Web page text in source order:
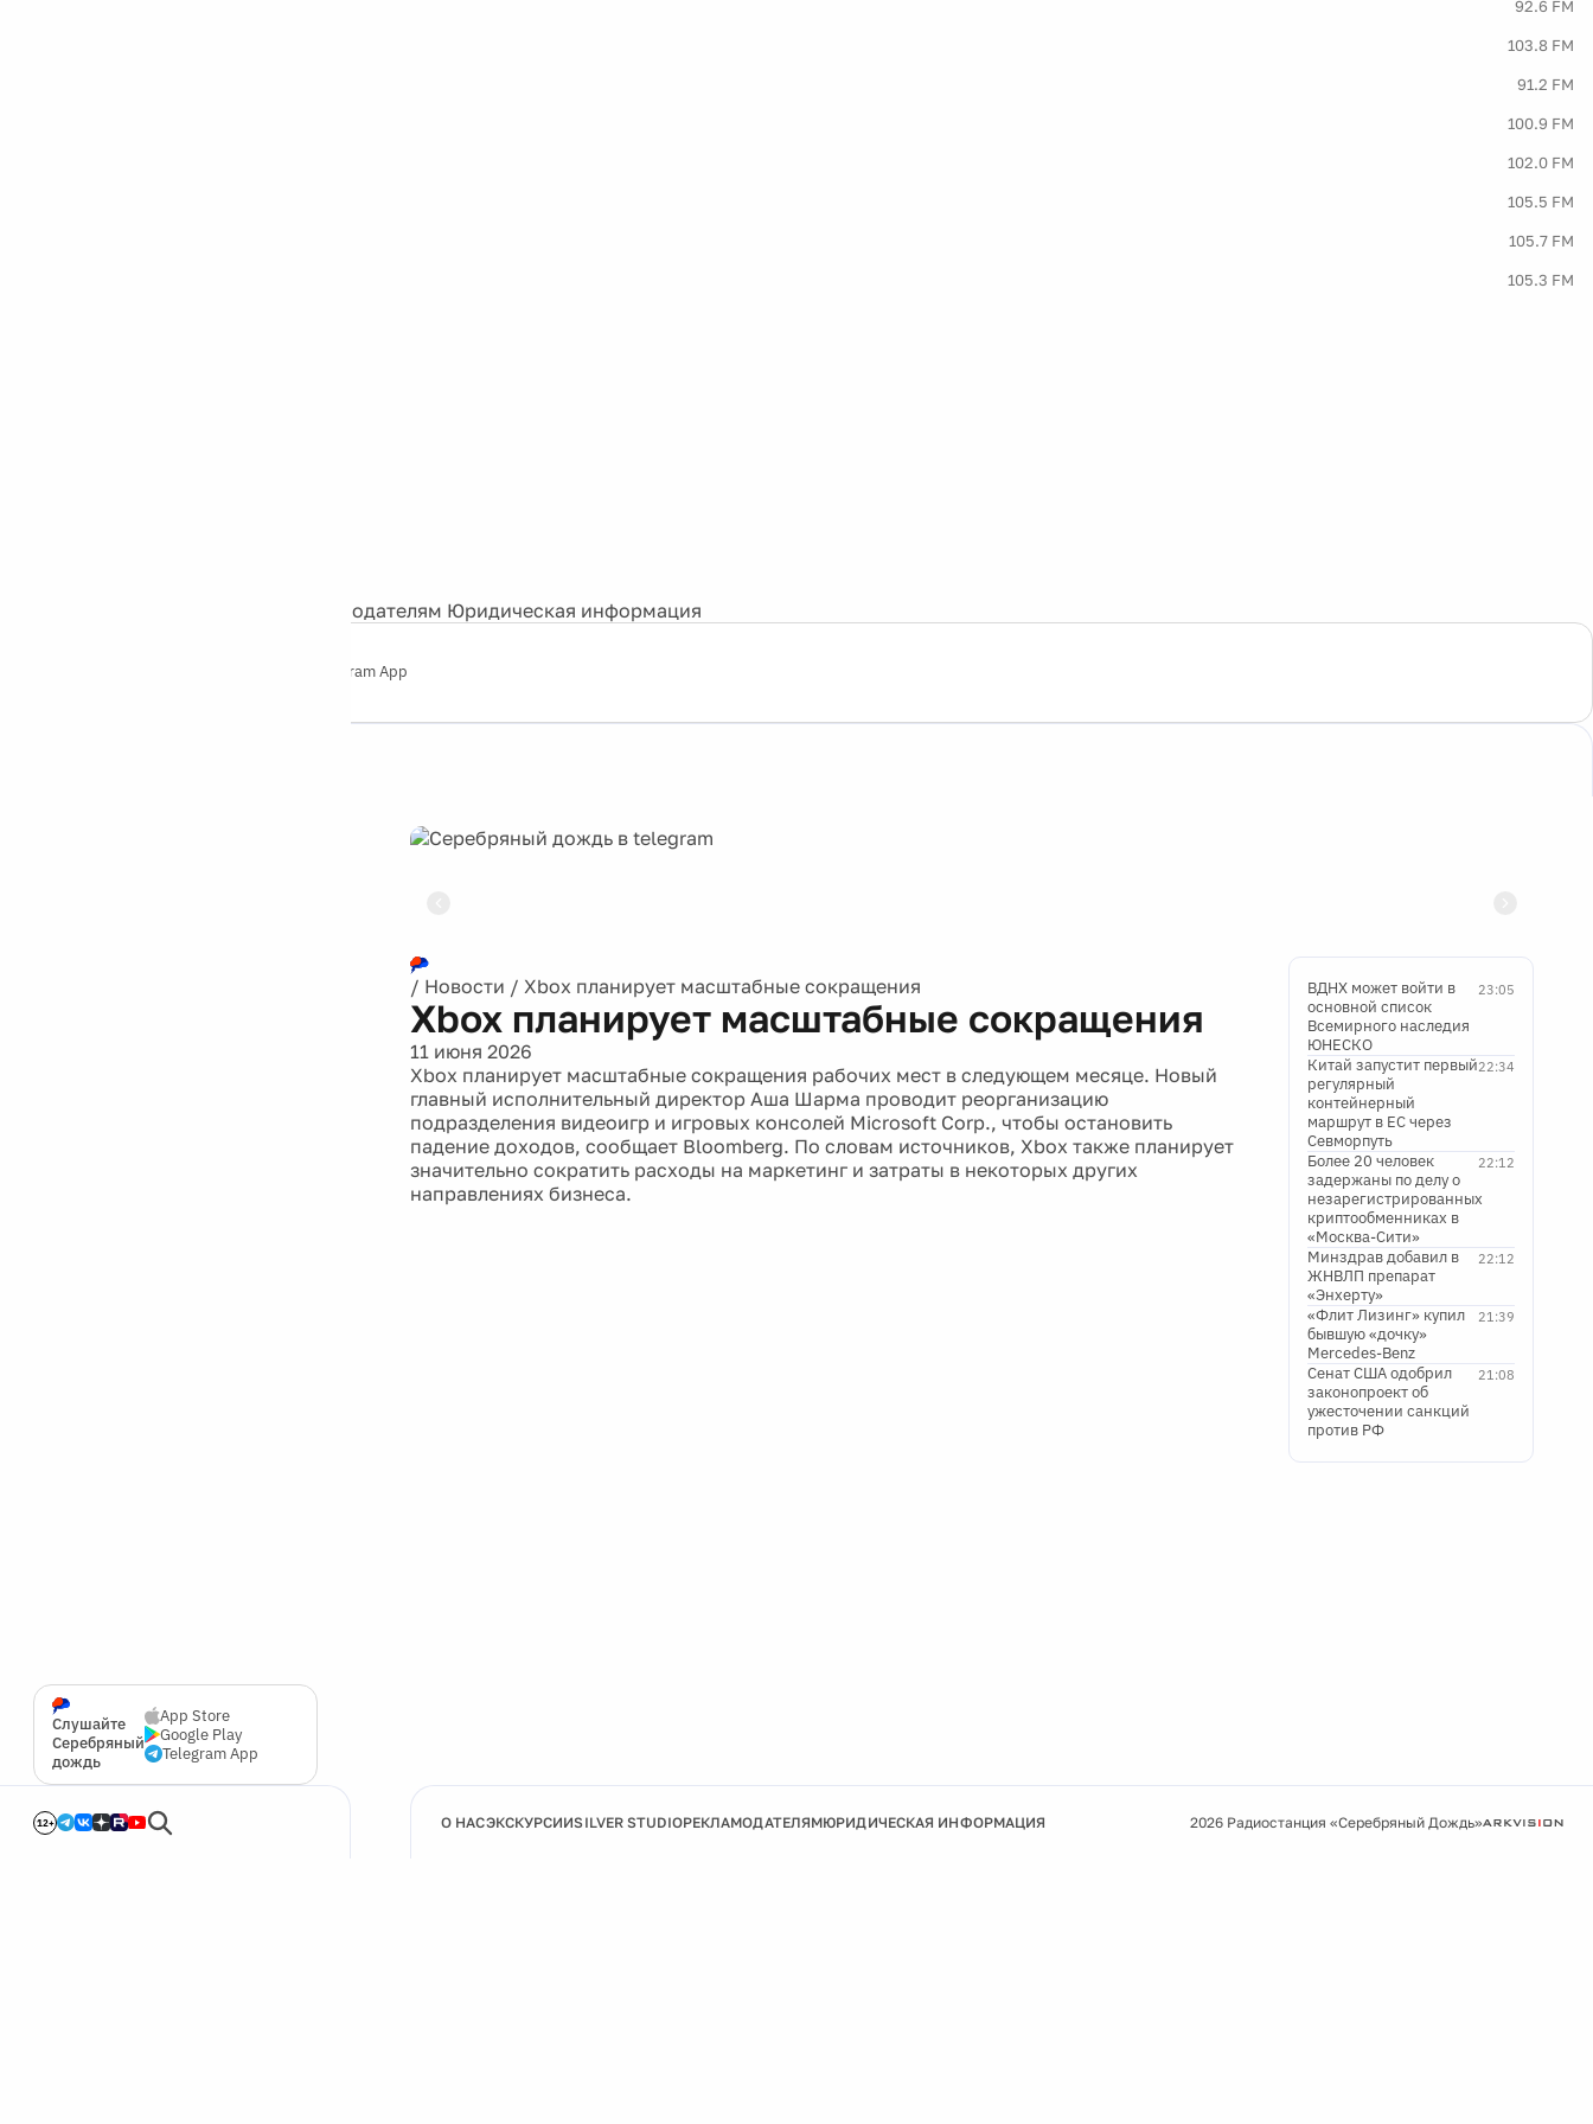
92.6 FM
103.8 FM
91.2 FM
100.9 FM
102.0 FM
105.5 FM
105.7 FM
105.3 FM
Рекламодателям Юридическая информация
Telegram App
Слушайте
Серебряный
дождь
App Store
Google Play
Telegram App
12+
/ Новости / Xbox планирует масштабные сокращения
Xbox планирует масштабные сокращения
11 июня 2026
Xbox планирует масштабные сокращения рабочих мест в следующем месяце. Новый
главный исполнительный директор Аша Шарма проводит реорганизацию
подразделения видеоигр и игровых консолей Microsoft Corp., чтобы остановить
падение доходов, сообщает Bloomberg. По словам источников, Xbox также планирует
значительно сократить расходы на маркетинг и затраты в некоторых других
направлениях бизнеса.
23:05
ВДНХ может войти в
основной список
Всемирного наследия
ЮНЕСКО
22:34
Китай запустит первый
регулярный
контейнерный
маршрут в ЕС через
Севморпуть
22:12
Более 20 человек
задержаны по делу о
незарегистрированных
криптообменниках в
«Москва-Сити»
22:12
Минздрав добавил в
ЖНВЛП препарат
«Энхерту»
21:39
«Флит Лизинг» купил
бывшую «дочку»
Mercedes-Benz
21:08
Сенат США одобрил
законопроект об
ужесточении санкций
против РФ
О НАСЭКСКУРСИИSILVER STUDIOРЕКЛАМОДАТЕЛЯМЮРИДИЧЕСКАЯ ИНФОРМАЦИЯ 2026 Радиостанция «Серебряный Дождь»